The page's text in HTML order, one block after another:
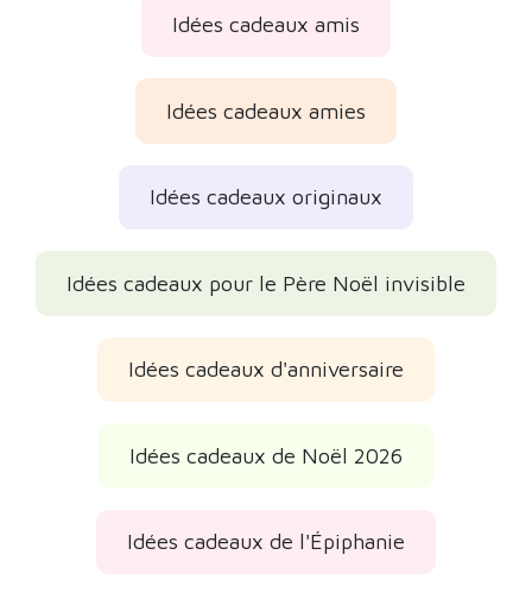
Idées cadeaux amis
Idées cadeaux amies
Idées cadeaux originaux
Idées cadeaux pour le Père Noël invisible
Idées cadeaux d'anniversaire
Idées cadeaux de Noël 2026
Idées cadeaux de l'Épiphanie